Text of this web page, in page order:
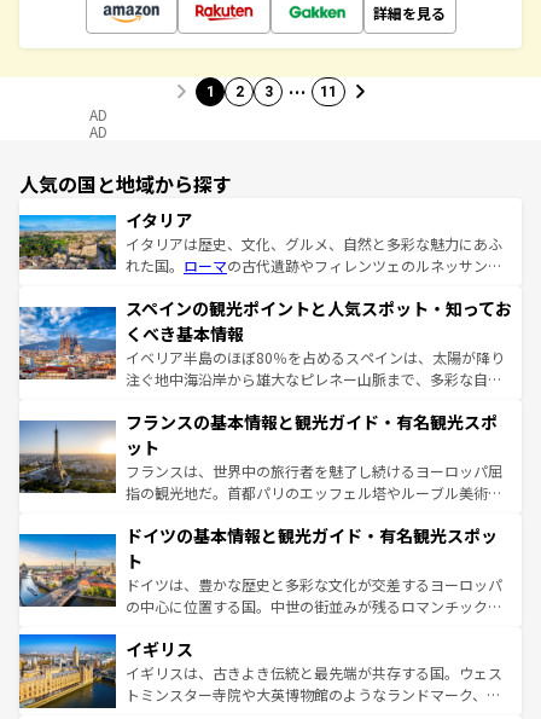
詳細を見る
1 2 3 … 11
AD
AD
人気の国と地域から探す
イタリア
イタリアは歴史、文化、グルメ、自然と多彩な魅力にあふ
れた国。 ローマの古代遺跡やフィレンツェのルネッサンス
ろん、トスカーナの美しい田園風景やアマルフィ海岸の絶
景など、自然景観も見逃せない。観光の合間には、本場の
ピザやパスタなど、絶品のイタリア料理を堪能することも
できる。朝目覚めてから夜眠るまで、すべての瞬間を楽し
なお、新着のイタリア情報はコンテンツ一覧を参照してほ
しい。
スペインの観光ポイントと人気スポット・知ってお
くべき基本情報
イベリア半島のほぼ80％を占めるスペインは、太陽が降り
注ぐ地中海沿岸から雄大なピレネー山脈まで、多彩な自然
文化が根付くこの国では、情熱的なフラメンコ、熱気あふ
れる闘牛、そして美味しいタパスが生活の一部となってい
る。首都マドリードの洗練された雰囲気や、バルセロナの
アートに溢れた街角から、地方では古代ローマ遺跡や中世
せる。地方によって風土や気候が異なるスペインはその個
ンテンツ一覧 を参照してほしい。
フランスの基本情報と観光ガイド・有名観光スポ
ット
フランスは、世界中の旅行者を魅了し続けるヨーロッパ屈
指の観光地だ。首都パリのエッフェル塔やルーブル美術館
で、幅広い魅力が詰まっている。華麗な宮殿、歴史的な大
聖堂、美しいビーチ、そして豊かな自然が、訪れる者を心
から魅了する。また、フランスは美食の国としても知ら
れ、フランス料理はユネスコ無形文化遺産にも登録されて
香り高いラベンダー畑など、多彩な楽しみ方が可能だ。さ
らに、パリ以外の地域にも魅力が溢れており、どの街角に
も豊かな歴史と文化が息づいている。パリ以外の個性あふ
ドイツの基本情報と観光ガイド・有名観光スポッ
ト
ドイツは、豊かな歴史と多彩な文化が交差するヨーロッパ
の中心に位置する国。中世の街並みが残るロマンチック街
顔を持つこの国は、どこを歩いても飽きることがない。ベ
ルリンの文化的活気、バイエルン州のアルプスの絶景、そ
してライン川沿いのワイン畑といった風景は必見。ビール
イギリス
イギリスは、古きよき伝統と最先端が共存する国。ウェス
トミンスター寺院や大英博物館のようなランドマーク、歴